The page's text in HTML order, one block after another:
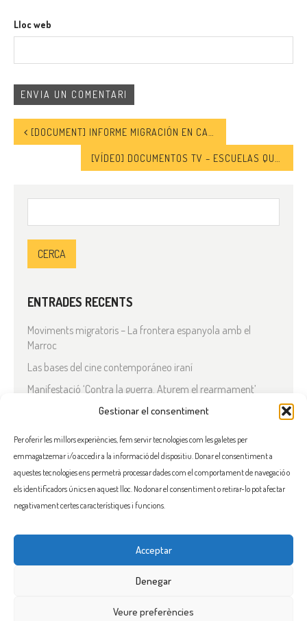
Gestionar el consentiment
Per oferir les millors experiències, fem servir tecnologies com les galetes per
emmagatzemar i/o accedir a la informació del dispositiu. Donar el consentiment a
aquestes tecnologies ens permetrà processar dades com el comportament de navegació o
els identificadors únics en aquest lloc. No donar el consentiment o retirar-lo pot afectar
negativament certes característiques i funcions.
Acceptar
Denegar
Veure preferències
Lloc web
[DOCUMENT] INFORME MIGRACIÓN EN CANARIAS, LA EMERGENCIA PREVISIBLE
ENTRADES RECENTS
Moviments migratoris – La frontera espanyola amb el
Marroc
Las bases del cine contemporáneo iraní
Manifestació ‘Contra la guerra. Aturem el rearmament’
En solidaritat amb el Líban
Què està passant a l’Iran?
COMENTARIS RECENTS